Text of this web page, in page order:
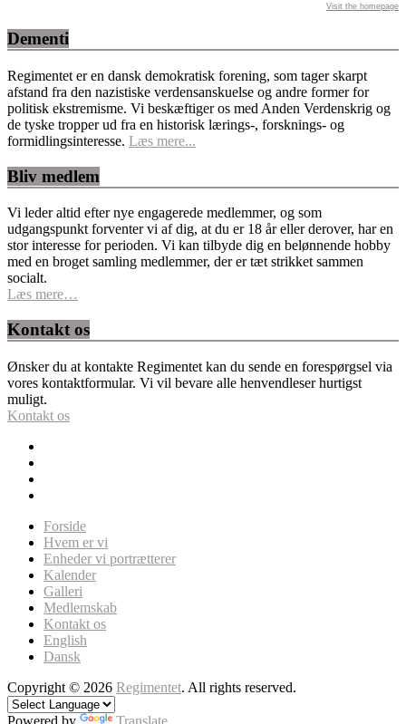
Visit the homepage
Dementi
Regimentet er en dansk demokratisk forening, som tager skarpt
afstand fra den nazistiske verdensanskuelse og andre former for
politisk ekstremisme. Vi beskæftiger os med Anden Verdenskrig og
de tyske tropper ud fra en historisk lærings-, forsknings- og
formidlingsinteresse. Læs mere...
Bliv medlem
Vi leder altid efter nye engagerede medlemmer, og som
udgangspunkt forventer vi af dig, at du er 18 år eller derover, har en
stor interesse for perioden. Vi kan tilbyde dig en belønnende hobby
med en broget samling medlemmer, der er tæt strikket sammen
socialt.
Læs mere…
Kontakt os
Ønsker du at kontakte Regimentet kan du sende en forespørgsel via
vores kontaktformular. Vi vil bevare alle henvendleser hurtigst
muligt.
Kontakt os
Forside
Hvem er vi
Enheder vi portrætterer
Kalender
Galleri
Medlemskab
Kontakt os
English
Dansk
Copyright © 2026 Regimentet. All rights reserved.
Powered by Translate